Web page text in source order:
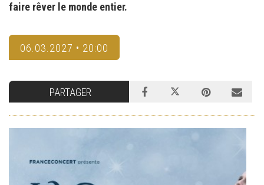
faire rêver le monde entier.
06.03.2027 • 20:00
PARTAGER